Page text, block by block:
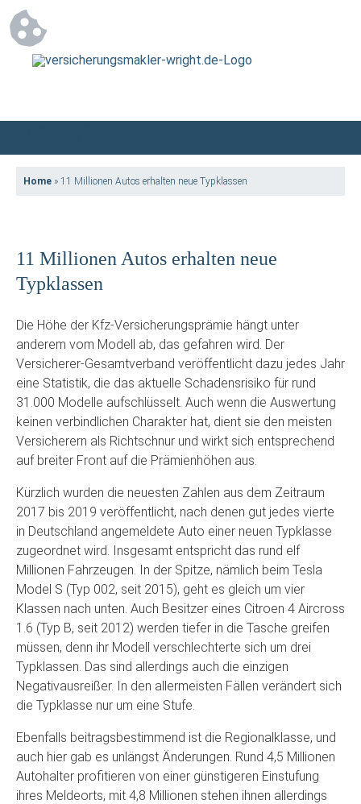
Home » 11 Millionen Autos erhalten neue Typklassen
11 Millionen Autos erhalten neue
Typklassen
Die Höhe der Kfz-Versicherungsprämie hängt unter
anderem vom Modell ab, das gefahren wird. Der
Versicherer-Gesamtverband veröffentlicht dazu jedes Jahr
eine Statistik, die das aktuelle Schadensrisiko für rund
31.000 Modelle aufschlüsselt. Auch wenn die Auswertung
keinen verbindlichen Charakter hat, dient sie den meisten
Versicherern als Richtschnur und wirkt sich entsprechend
auf breiter Front auf die Prämienhöhen aus.
Kürzlich wurden die neuesten Zahlen aus dem Zeitraum
2017 bis 2019 veröffentlicht, nach denen gut jedes vierte
in Deutschland angemeldete Auto einer neuen Typklasse
zugeordnet wird. Insgesamt entspricht das rund elf
Millionen Fahrzeugen. In der Spitze, nämlich beim Tesla
Model S (Typ 002, seit 2015), geht es gleich um vier
Klassen nach unten. Auch Besitzer eines Citroen 4 Aircross
1.6 (Typ B, seit 2012) werden tiefer in die Tasche greifen
müssen, denn ihr Modell verschlechterte sich um drei
Typklassen. Das sind allerdings auch die einzigen
Negativausreißer. In den allermeisten Fällen verändert sich
die Typklasse nur um eine Stufe.
Ebenfalls beitragsbestimmend ist die Regionalklasse, und
auch hier gab es unlängst Änderungen. Rund 4,5 Millionen
Autohalter profitieren von einer günstigeren Einstufung
ihres Meldeorts, mit 4,8 Millionen stehen ihnen allerdings